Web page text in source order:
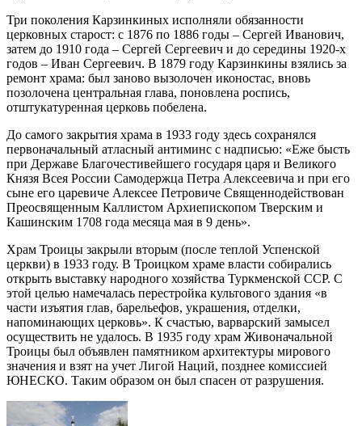
Три поколения Карзинкиных исполняли обязанности
церковных старост: с 1876 по 1886 годы – Сергей Иванович,
затем до 1910 года – Сергей Сергеевич и до середины 1920-х
годов – Иван Сергеевич. В 1879 году Карзинкины взялись за
ремонт храма: был заново вызолочен иконостас, вновь
позолочена центральная глава, поновлена роспись,
отштукатуренная церковь побелена.
До самого закрытия храма в 1933 году здесь сохранялся
первоначальный атласный антиминс с надписью: «Еже бысть
при Державе Благочестивейшего государя царя и Великого
Князя Всея России Самодержца Петра Алексеевича и при его
сыне его царевиче Алексее Петровиче Священнодействован
Преосвященным Каллистом Архиепископом Тверским и
Кашинским 1708 года месяца мая в 9 день».
Храм Троицы закрыли вторым (после теплой Успенской
церкви) в 1933 году. В Троицком храме власти собирались
открыть выставку народного хозяйства Туркменской ССР. С
этой целью намечалась перестройка культового здания «в
части изъятия глав, барельефов, украшения, отделки,
напоминающих церковь». К счастью, варварский замысел
осуществить не удалось. В 1935 году храм Живоначальной
Троицы был объявлен памятником архитектуры мирового
значения и взят на учет Лигой Наций, позднее комиссией
ЮНЕСКО. Таким образом он был спасен от разрушения.